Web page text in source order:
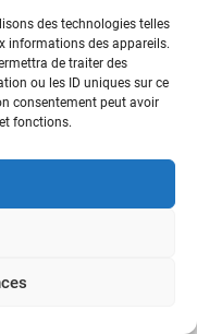
des technologies telles
informations des appareils.
de traiter des
ou les ID uniques sur ce
consentement peut avoir
fonctions.